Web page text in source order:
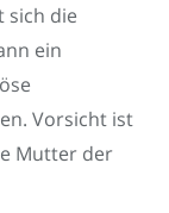
sich die
ein
Vorsicht ist
Mutter der